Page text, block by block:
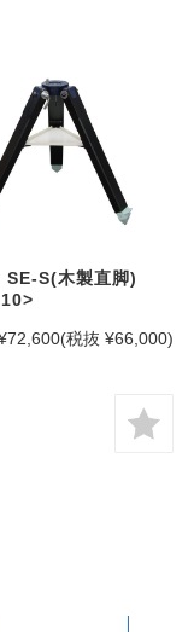
SE-S(木製直脚)
(税抜 ¥66,000)